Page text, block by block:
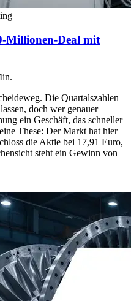
Millionen-Deal mit
Die Quartalszahlen
doch wer genauer
ein Geschäft, das schneller
These: Der Markt hat hier
die Aktie bei 17,91 Euro,
steht ein Gewinn von